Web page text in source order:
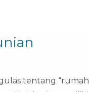
tentang “rumah